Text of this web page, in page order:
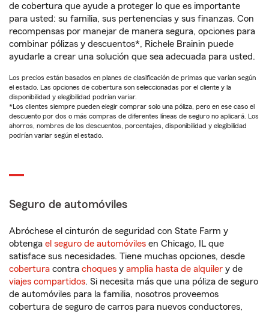
de cobertura que ayude a proteger lo que es importante
para usted: su familia, sus pertenencias y sus finanzas. Con
recompensas por manejar de manera segura, opciones para
combinar pólizas y descuentos*, Richele Brainin puede
ayudarle a crear una solución que sea adecuada para usted.
Los precios están basados en planes de clasificación de primas que varían según
el estado. Las opciones de cobertura son seleccionadas por el cliente y la
disponibilidad y elegibilidad podrían variar.
*Los clientes siempre pueden elegir comprar solo una póliza, pero en ese caso el
descuento por dos o más compras de diferentes líneas de seguro no aplicará. Los
ahorros, nombres de los descuentos, porcentajes, disponibilidad y elegibilidad
podrían variar según el estado.
Seguro de automóviles
Abróchese el cinturón de seguridad con State Farm y
obtenga el seguro de automóviles en Chicago, IL que
satisface sus necesidades. Tiene muchas opciones, desde
cobertura contra choques y amplia hasta de alquiler y de
viajes compartidos. Si necesita más que una póliza de seguro
de automóviles para la familia, nosotros proveemos
cobertura de seguro de carros para nuevos conductores,